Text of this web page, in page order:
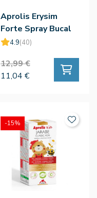
Aprolis Erysim
Forte Spray Bucal
20ml
4.9(40)
12,99 €
11,04 €
-15%